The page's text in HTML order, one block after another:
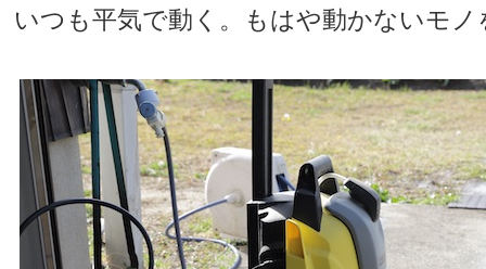
いつも平気で動く。もはや動かないモ